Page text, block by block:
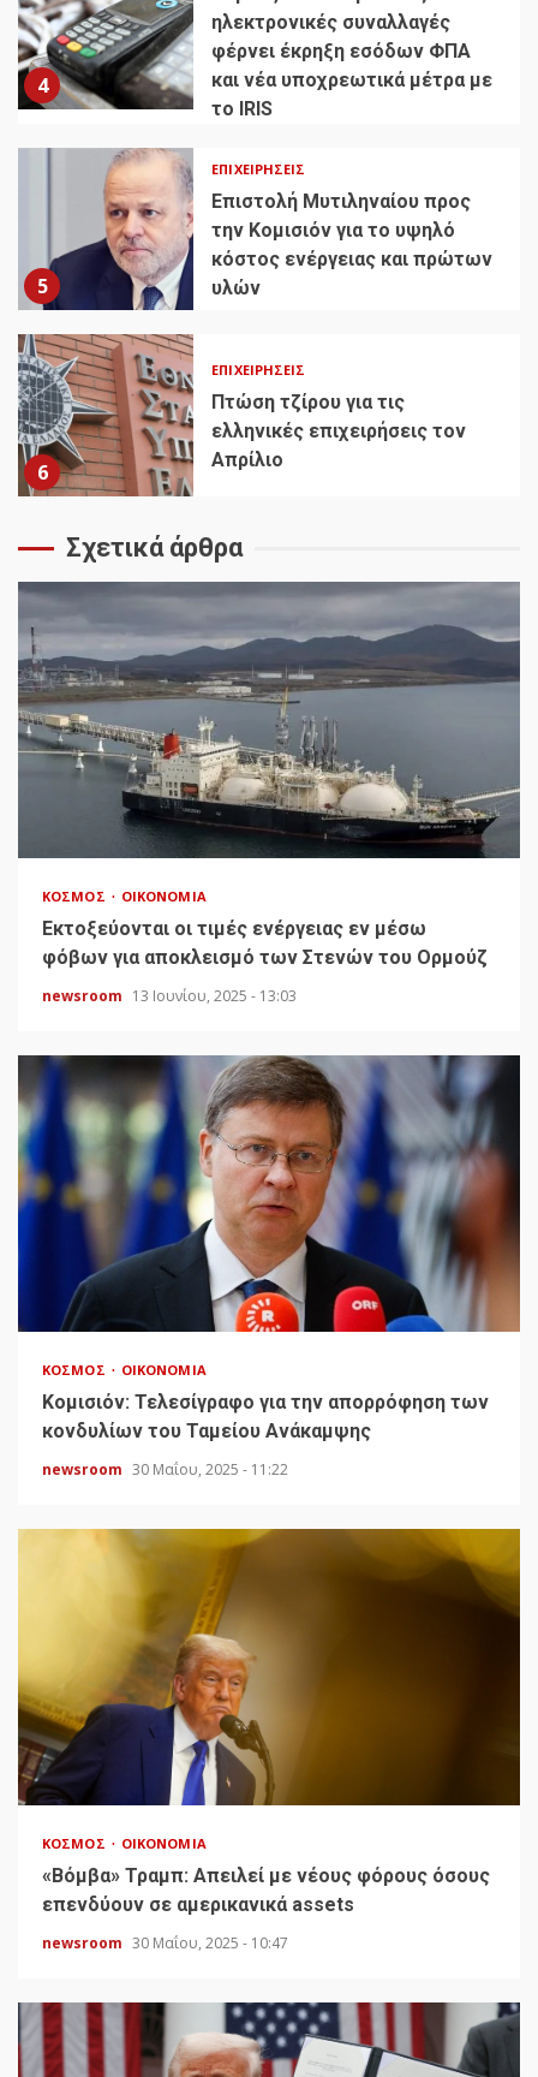
4
ηλεκτρονικές συναλλαγές
φέρνει έκρηξη εσόδων ΦΠΑ
και νέα υποχρεωτικά μέτρα με
το IRIS
5
ΕΠΙΧΕΙΡΉΣΕΙΣ
Επιστολή Μυτιληναίου προς
την Κομισιόν για το υψηλό
κόστος ενέργειας και πρώτων
υλών
6
ΕΠΙΧΕΙΡΉΣΕΙΣ
Πτώση τζίρου για τις
ελληνικές επιχειρήσεις τον
Απρίλιο
Σχετικά άρθρα
ΚΌΣΜΟΣ ΟΙΚΟΝΟΜΊΑ
Εκτοξεύονται οι τιμές ενέργειας εν μέσω
φόβων για αποκλεισμό των Στενών του Ορμούζ
newsroom 13 Ιουνίου, 2025 - 13:03
ΚΌΣΜΟΣ ΟΙΚΟΝΟΜΊΑ
Κομισιόν: Τελεσίγραφο για την απορρόφηση των
κονδυλίων του Ταμείου Ανάκαμψης
newsroom 30 Μαΐου, 2025 - 11:22
ΚΌΣΜΟΣ ΟΙΚΟΝΟΜΊΑ
«Bόμβα» Τραμπ: Απειλεί με νέους φόρους όσους
επενδύουν σε αμερικανικά assets
newsroom 30 Μαΐου, 2025 - 10:47